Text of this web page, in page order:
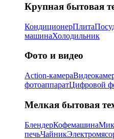
Крупная бытовая
КондиционерПлита
машинаХолодильник
Фото и видео
Action-камера
фотоаппаратЦифровой
Мелкая бытовая
БлендерКофемашина
печьЧайник